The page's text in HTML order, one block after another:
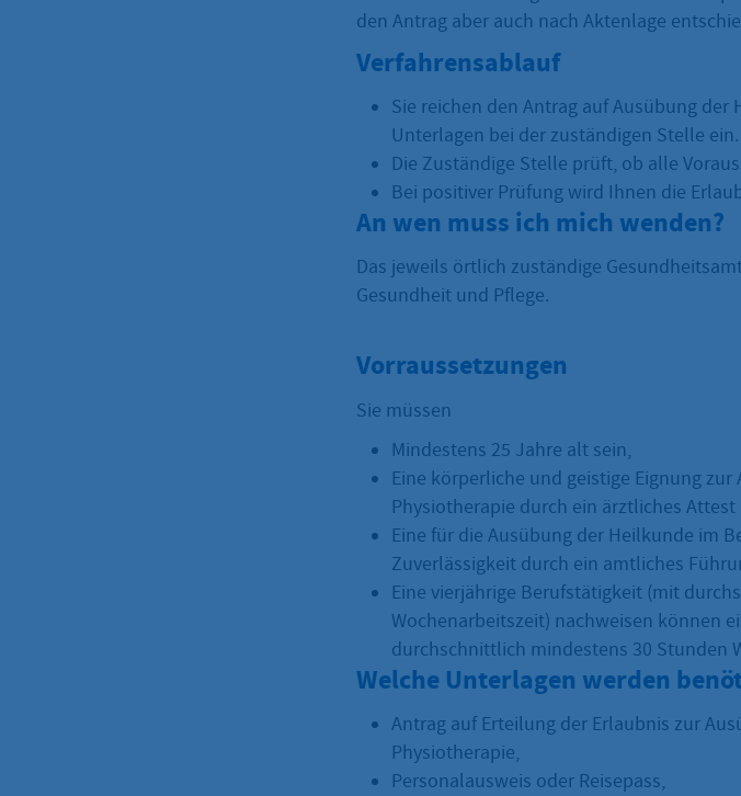
den Antrag aber auch nach Aktenlage
Verfahrensablauf
Sie reichen den Antrag auf Ausübung
Unterlagen bei der zuständigen Stelle ein.
Die Zuständige Stelle prüft, ob alle
Bei positiver Prüfung wird Ihnen die
An wen muss ich mich wenden?
Das jeweils örtlich zuständige
Gesundheit und Pflege.
Vorraussetzungen
Sie müssen
Mindestens 25 Jahre alt sein,
Eine körperliche und geistige Eignung
Physiotherapie durch ein ärztliches
Eine für die Ausübung der Heilkunde im
Zuverlässigkeit durch ein amtliches
Eine vierjährige Berufstätigkeit (mit
Wochenarbeitszeit) nachweisen können
durchschnittlich mindestens 30 Stunden
Welche Unterlagen werden
Antrag auf Erteilung der Erlaubnis zur
Physiotherapie,
Personalausweis oder Reisepass,